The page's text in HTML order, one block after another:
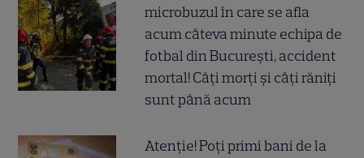
microbuzul în care se afla
acum câteva minute echipa de
fotbal din București, accident
mortal! Câți morți și câți răniți
sunt până acum
Atenție! Poți primi bani de la